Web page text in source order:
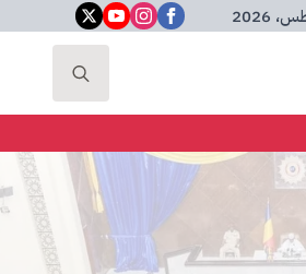
Search